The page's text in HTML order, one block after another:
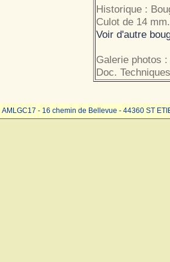
Historique :
Culot de 14 mm.
Voir d'autre
Galerie photos :
Doc.
AMLGC17 - 16 chemin de Bellevue - 44360 ST